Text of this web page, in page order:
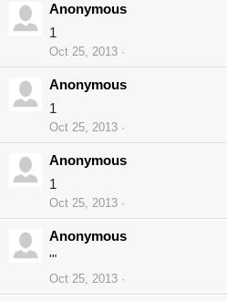
Anonymous
1
Oct 25, 2013
Anonymous
1
Oct 25, 2013
Anonymous
1
Oct 25, 2013
Anonymous
'"
Oct 25, 2013